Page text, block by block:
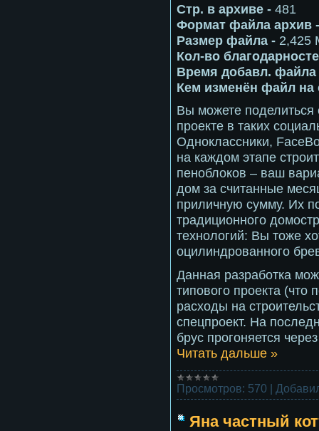
Стр. в архиве - 481
Формат файла архив
Размер файла - 2,425
Кол-во
Время добавл. файла
Кем изменён файл на
Вы можете
проекте в таких
Одноклассники,
на каждом этапе
пеноблоков – ваш
дом за считанные
приличную сумму. Их
традиционного
технологий: Вы тоже
оцилиндрованного
Данная разработка
типового проекта (что
расходы на
спецпроект. На
брус прогоняется
Читать дальше »
Просмотров: 570 |
Яна частный